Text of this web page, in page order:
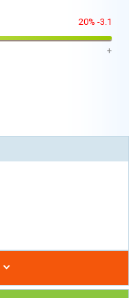
20% -3.1
+